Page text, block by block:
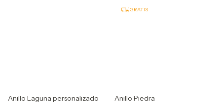
Anillo Laguna personalizado
GRATIS
Anillo Piedra